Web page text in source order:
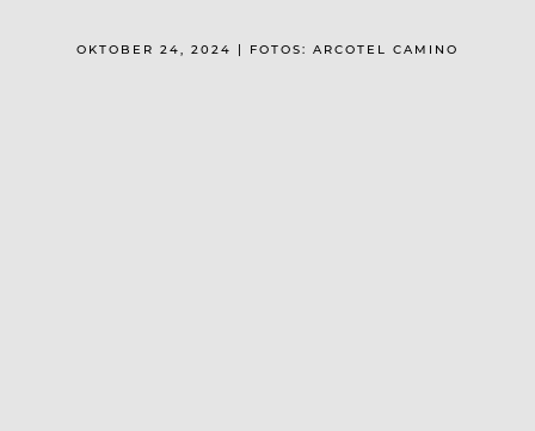
OKTOBER 24, 2024 | FOTOS: ARCOTEL CAMINO